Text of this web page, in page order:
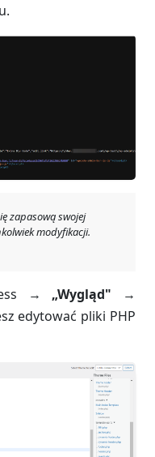
zapasową swojej
modyfikacji.
→ „Wygląd" →
edytować pliki PHP